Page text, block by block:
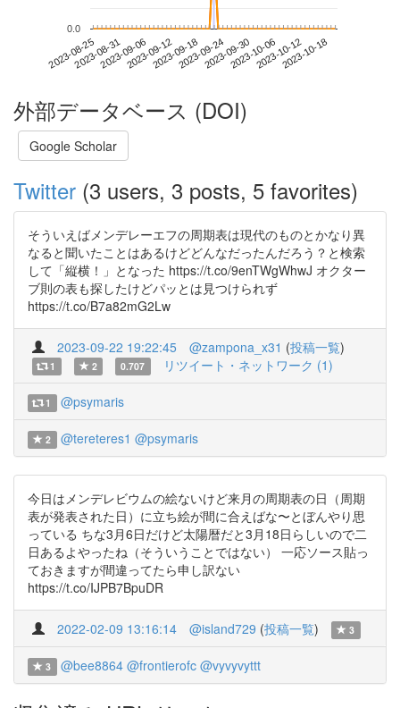
2023-08-252023-08-312023-09-062023-09-122023-09-182023-09-242023-09-302023-10-062023-10-122023-10-18
0.0
外部データベース (DOI)
Google Scholar
Twitter (3 users, 3 posts, 5 favorites)
そういえばメンデレーエフの周期表は現代のものとかなり異
なると聞いたことはあるけどどんなだったんだろう？と検索
して「縦横！」となった https://t.co/9enTWgWhwJ オクター
ブ則の表も探したけどパッとは見つけられず
https://t.co/B7a82mG2Lw
2023-09-22 19:22:45 @zampona_x31 (投稿一覧)
1 2 0.707 リツイート・ネットワーク (1)
1 @psymaris
2 @tereteres1 @psymaris
今日はメンデレビウムの絵ないけど来月の周期表の日（周期
表が発表された日）に立ち絵が間に合えばな〜とぼんやり思
っている ちな3月6日だけど太陽暦だと3月18日らしいので二
日あるよやったね（そういうことではない） 一応ソース貼っ
ておきますが間違ってたら申し訳ない
https://t.co/IJPB7BpuDR
2022-02-09 13:16:14 @island729 (投稿一覧) 3
3 @bee8864 @frontierofc @vyvyvyttt